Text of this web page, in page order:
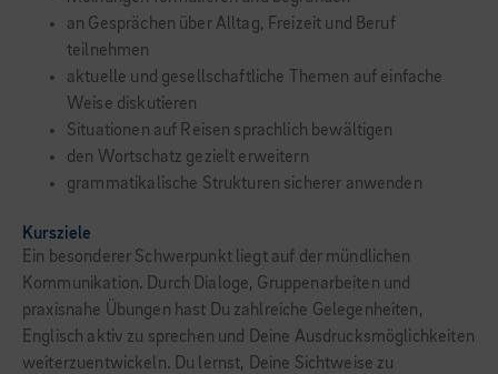
an Gesprächen über Alltag, Freizeit und Beruf
teilnehmen
aktuelle und gesellschaftliche Themen auf einfache
Weise diskutieren
Situationen auf Reisen sprachlich bewältigen
den Wortschatz gezielt erweitern
grammatikalische Strukturen sicherer anwenden
Kursziele
Ein besonderer Schwerpunkt liegt auf der mündlichen
Kommunikation. Durch Dialoge, Gruppenarbeiten und
praxisnahe Übungen hast Du zahlreiche Gelegenheiten,
Englisch aktiv zu sprechen und Deine Ausdrucksmöglichkeiten
weiterzuentwickeln. Du lernst, Deine Sichtweise zu